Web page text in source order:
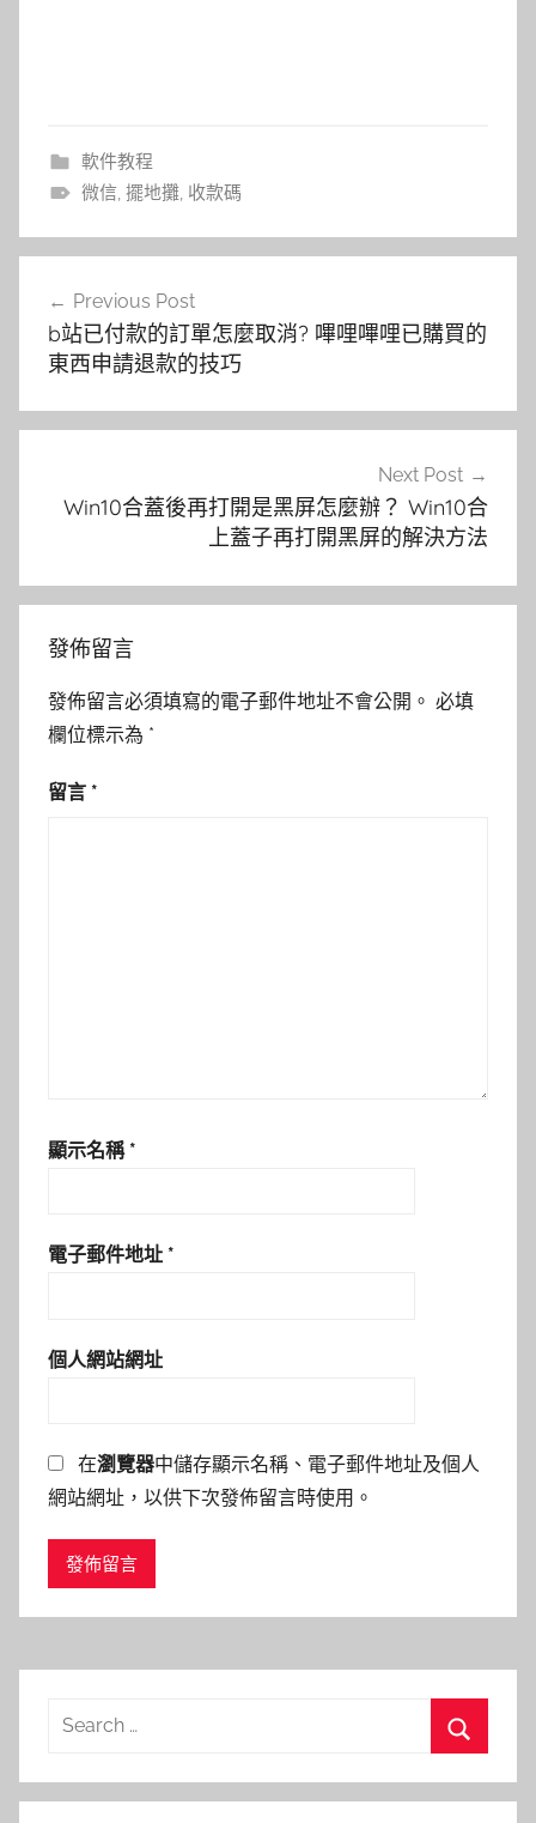
軟件教程
微信, 擺地攤, 收款碼
覽
Previous Post
b站已付款的訂單怎麼取消? 嗶哩嗶哩已購買的
東西申請退款的技巧
Next Post
Win10合蓋後再打開是黑屏怎麼辦？ Win10合
上蓋子再打開黑屏的解決方法
發佈留言
發佈留言必須填寫的電子郵件地址不會公開。 必填
欄位標示為 *
留言 *
顯示名稱 *
電子郵件地址 *
個人網站網址
在瀏覽器中儲存顯示名稱、電子郵件地址及個人
網站網址，以供下次發佈留言時使用。
Search